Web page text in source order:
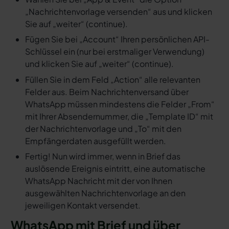
„Nachrichtenvorlage versenden“ aus und klicken
Sie auf „weiter“ (continue).
Fügen Sie bei „Account“ Ihren persönlichen API-
Schlüssel ein (nur bei erstmaliger Verwendung)
und klicken Sie auf „weiter“ (continue).
Füllen Sie in dem Feld „Action“ alle relevanten
Felder aus. Beim Nachrichtenversand über
WhatsApp müssen mindestens die Felder „From“
mit Ihrer Absendernummer, die „Template ID“ mit
der Nachrichtenvorlage und „To“ mit den
Empfängerdaten ausgefüllt werden.
Fertig! Nun wird immer, wenn in Brief das
auslösende Ereignis eintritt, eine automatische
WhatsApp Nachricht mit der von Ihnen
ausgewählten Nachrichtenvorlage an den
jeweiligen Kontakt versendet.
WhatsApp mit Brief und über